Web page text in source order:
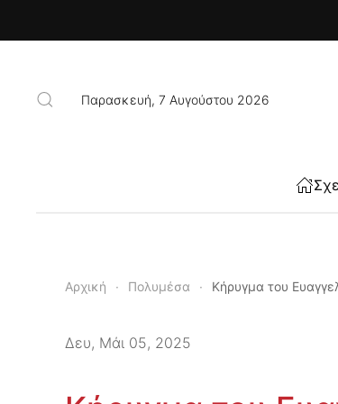
Παρασκευή, 7 Αυγούστου 2026
Αρχική Πολυμέσα Κήρυγμα του
Δευ, Μάι 05, 2025